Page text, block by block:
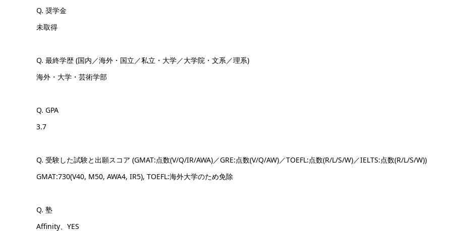
Q. 奨学金
未取得
Q. 最終学歴 (国内／海外・国立／私立・大学／大学院・文系／理系)
海外・大学・芸術学部
Q. GPA
3.7
Q. 受験した試験と出願スコア (GMAT:点数(V/Q/IR/AWA)／GRE:点数(V/Q/AW)／TOEFL:点数(R/L/S/W)／IELTS:点数(R/L/S/W))
GMAT:730(V40, M50, AWA4, IR5), TOEFL:海外大学のため免除
Q. 塾
Affinity、YES